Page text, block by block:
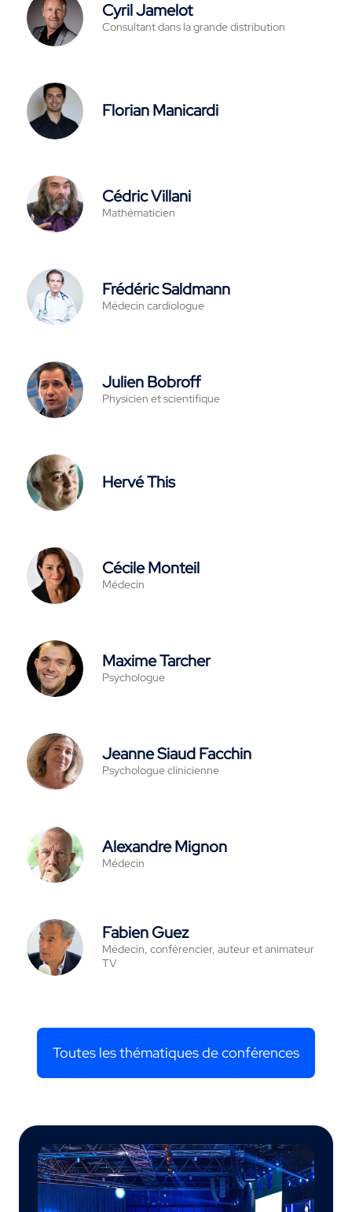
Cyril Jamelot
Consultant dans la grande distribution
Florian Manicardi
Cédric Villani
Mathématicien
Frédéric Saldmann
Médecin cardiologue
Julien Bobroff
Physicien et scientifique
Hervé This
Cécile Monteil
Médecin
Maxime Tarcher
Psychologue
Jeanne Siaud Facchin
Psychologue clinicienne
Alexandre Mignon
Médecin
Fabien Guez
Médecin, conférencier, auteur et animateur
TV
Toutes les thématiques de conférences